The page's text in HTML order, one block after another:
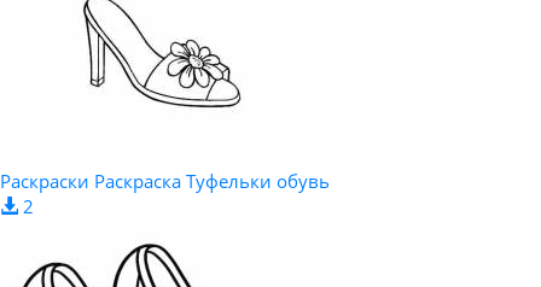
Раскраски Раскраска Туфельки обувь
2